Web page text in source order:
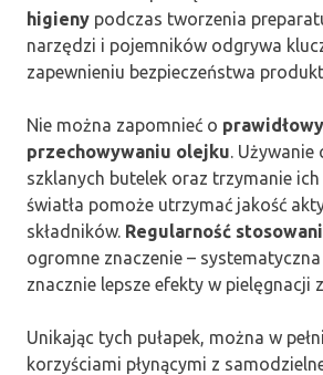
higieny podczas tworzenia
narzędzi i pojemników odgrywa
zapewnieniu bezpieczeństwa
Nie można zapomnieć o
przechowywaniu olejku. Używanie
szklanych butelek oraz trzymanie
światła pomoże utrzymać jakość
składników. Regularność
ogromne znaczenie –
znacznie lepsze efekty w pielęgnacji
Unikając tych pułapek, można w
korzyściami płynącymi z